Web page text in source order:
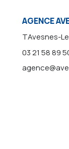
AGENCE
TAvesnes-
03 21 58 89